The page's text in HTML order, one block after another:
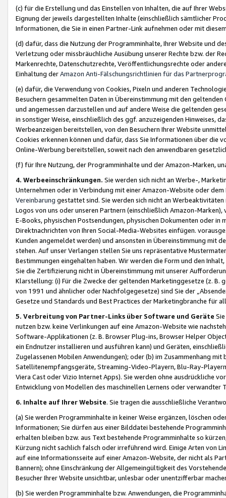
(c) für die Erstellung und das Einstellen von Inhalten, die auf Ihrer
Eignung der jeweils dargestellten Inhalte (einschließlich sämtlicher
Informationen, die Sie in einen Partner-Link aufnehmen oder mit
(d) dafür, dass die Nutzung der Programminhalte, Ihrer Website und
Verletzung oder missbräuchliche Ausübung unserer Rechte bzw. der
Markenrechte, Datenschutzrechte, Veröffentlichungsrechte oder
Einhaltung derAmazon Anti-Fälschungsrichtlinien für das
(e) dafür, die Verwendung von Cookies, Pixeln und anderen
Besuchern gesammelten Daten in Übereinstimmung mit den
und angemessen darzustellen und auf andere Weise die geltenden
in sonstiger Weise, einschließlich des ggf. anzuzeigenden Hinweises,
Werbeanzeigen bereitstellen, von den Besuchern Ihrer Website
Cookies erkennen können und dafür, dass Sie Informationen über die
Online-Werbung bereitstellen, soweit nach den anwendbaren
(f) für Ihre Nutzung, der Programminhalte und der Amazon-Marken,
4. Werbeeinschränkungen. Sie werden sich nicht an Werbe-,
Unternehmen oder in Verbindung mit einer Amazon-Website oder
Vereinbarung gestattet sind. Sie werden sich nicht an
Logos von uns oder unseren Partnern (einschließlich Amazon-
E-Books, physischen Postsendungen, physischen Dokumenten oder in
Direktnachrichten von Ihren Social-Media-Websites einfügen.
Kunden angemeldet werden) und ansonsten in Übereinstimmung mit
stehen. Auf unser Verlangen stellen Sie uns repräsentative
Bestimmungen eingehalten haben. Wir werden die Form und den
Sie die Zertifizierung nicht in Übereinstimmung mit unserer
Klarstellung: (i) Für die Zwecke der geltenden Marketinggesetze (z. B.
von 1991 und ähnlicher oder Nachfolgegesetze) sind Sie der
Gesetze und Standards und Best Practices der Marketingbranche für
5. Verbreitung von Partner-Links über Software und Geräte
nutzen bzw. keine Verlinkungen auf eine Amazon-Website wie
Software-Applikationen (z. B. Browser Plug-ins, Browser Helper
ein Endnutzer installieren und ausführen kann) und Geräten,
Zugelassenen Mobilen Anwendungen); oder (b) im Zusammenhang
Satellitenempfangsgeräte, Streaming-Video-Playern, Blu-Ray-
Viera Cast oder Vizio Internet Apps). Sie werden ohne ausdrückliche
Entwicklung von Modellen des maschinellen Lernens oder
6. Inhalte auf Ihrer Website. Sie tragen die ausschließliche
(a) Sie werden Programminhalte in keiner Weise ergänzen, löschen
Informationen; Sie dürfen aus einer Bilddatei bestehende
erhalten bleiben bzw. aus Text bestehende Programminhalte so
Kürzung nicht sachlich falsch oder irreführend wird. Einige Arten von
auf eine Informationsseite auf einer Amazon-Website, der nicht als
Bannern); ohne Einschränkung der Allgemeingültigkeit des
Besucher Ihrer Website unsichtbar, unlesbar oder unentzifferbar
(b) Sie werden Programminhalte bzw. Anwendungen, die